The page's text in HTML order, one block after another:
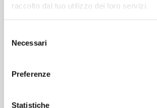
raccolto dal tuo utilizzo dei loro servizi.
delNecessari
Preferenze
Statistiche